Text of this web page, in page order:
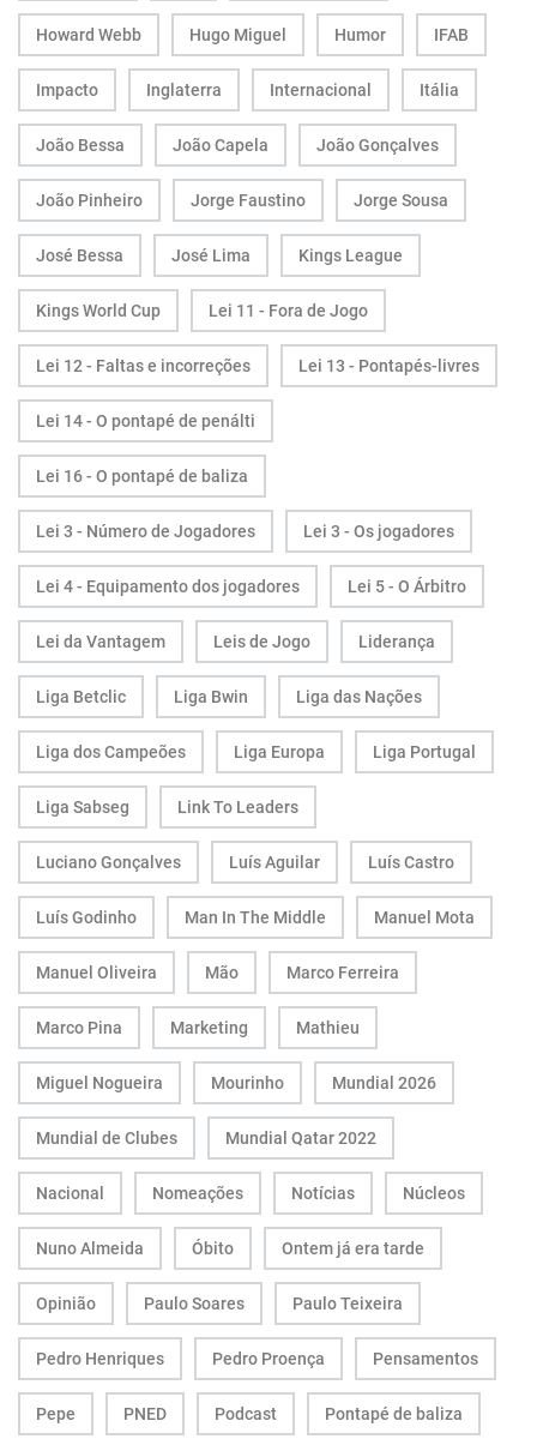
Howard Webb Hugo Miguel Humor IFAB
Impacto Inglaterra Internacional Itália
João Bessa João Capela João Gonçalves
João Pinheiro Jorge Faustino Jorge Sousa
José Bessa José Lima Kings League
Kings World Cup Lei 11 - Fora de Jogo
Lei 12 - Faltas e incorreções Lei 13 - Pontapés-livres
Lei 14 - O pontapé de penálti
Lei 16 - O pontapé de baliza
Lei 3 - Número de Jogadores Lei 3 - Os jogadores
Lei 4 - Equipamento dos jogadores Lei 5 - O Árbitro
Lei da Vantagem Leis de Jogo Liderança
Liga Betclic Liga Bwin Liga das Nações
Liga dos Campeões Liga Europa Liga Portugal
Liga Sabseg Link To Leaders
Luciano Gonçalves Luís Aguilar Luís Castro
Luís Godinho Man In The Middle Manuel Mota
Manuel Oliveira Mão Marco Ferreira
Marco Pina Marketing Mathieu
Miguel Nogueira Mourinho Mundial 2026
Mundial de Clubes Mundial Qatar 2022
Nacional Nomeações Notícias Núcleos
Nuno Almeida Óbito Ontem já era tarde
Opinião Paulo Soares Paulo Teixeira
Pedro Henriques Pedro Proença Pensamentos
Pepe PNED Podcast Pontapé de baliza